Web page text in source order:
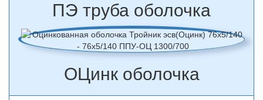
ПЭ труба оболочка
ОЦинк оболочка